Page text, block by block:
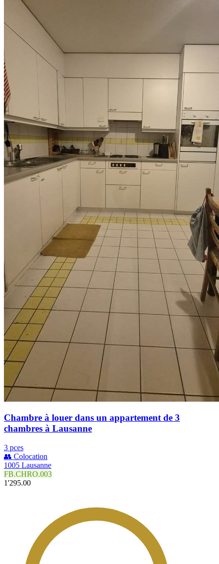
Chambre à louer dans un appartement de 3
chambres à Lausanne
3 pces
👥 Colocation
1005 Lausanne
FB.CHRO.003
1'295.00